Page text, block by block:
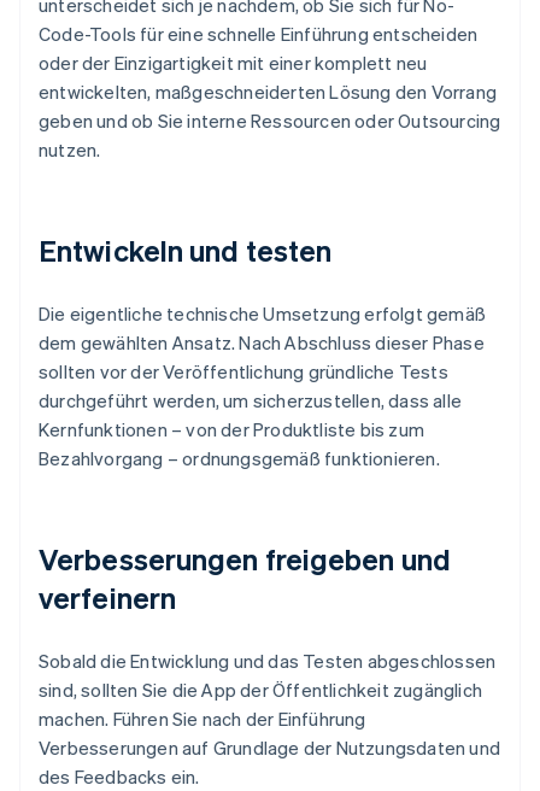
unterscheidet sich je nachdem, ob Sie sich für No-
Code-Tools für eine schnelle Einführung entscheiden
oder der Einzigartigkeit mit einer komplett neu
entwickelten, maßgeschneiderten Lösung den Vorrang
geben und ob Sie interne Ressourcen oder Outsourcing
nutzen.
Entwickeln und testen
Die eigentliche technische Umsetzung erfolgt gemäß
dem gewählten Ansatz. Nach Abschluss dieser Phase
sollten vor der Veröffentlichung gründliche Tests
durchgeführt werden, um sicherzustellen, dass alle
Kernfunktionen – von der Produktliste bis zum
Bezahlvorgang – ordnungsgemäß funktionieren.
Verbesserungen freigeben und
verfeinern
Sobald die Entwicklung und das Testen abgeschlossen
sind, sollten Sie die App der Öffentlichkeit zugänglich
machen. Führen Sie nach der Einführung
Verbesserungen auf Grundlage der Nutzungsdaten und
des Feedbacks ein.